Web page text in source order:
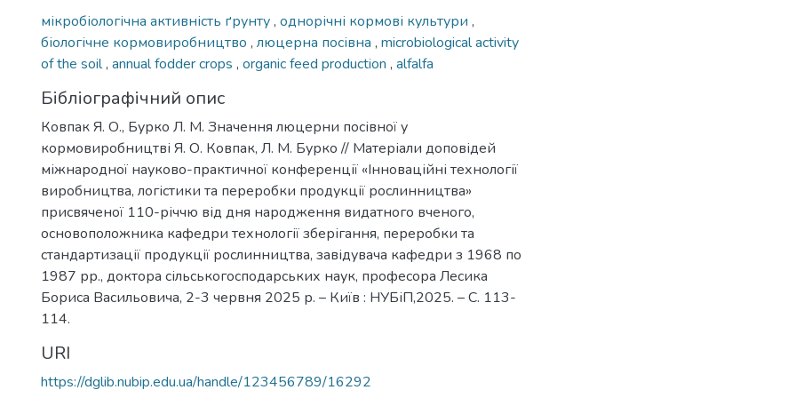
мікробіологічна активність ґрунту, однорічні кормові культури ,
біологічне кормовиробництво , люцерна посівна , microbiological activity
of the soil, annual fodder crops , organic feed production , alfalfa
Бібліографічний опис
Ковпак Я. О., Бурко Л. М. Значення люцерни посівної у
кормовиробництві Я. О. Ковпак, Л. М. Бурко // Матеріали доповідей
міжнародної науково-практичної конференції «Інноваційні технології
виробництва, логістики та переробки продукції рослинництва»
присвяченої 110-річчю від дня народження видатного вченого,
основоположника кафедри технології зберігання, переробки та
стандартизації продукції рослинництва, завідувача кафедри з 1968 по
1987 рр., доктора сільськогосподарських наук, професора Лесика
Бориса Васильовича, 2-3 червня 2025 р. – Київ : НУБіП,2025. – С. 113-
114.
URI
https://dglib.nubip.edu.ua/handle/123456789/16292